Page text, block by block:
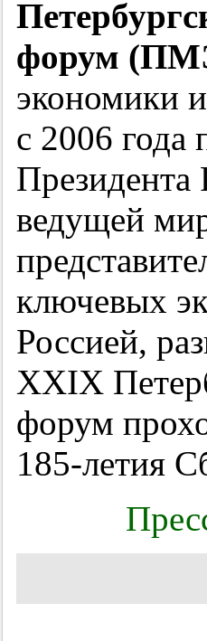
форум
экономики
с 2006 года
ведущей
ключевых
Россией,
XXIX
форум
185-летия